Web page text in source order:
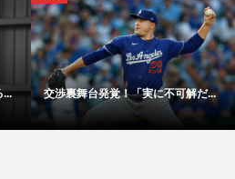
「48時間以内にサイン！」冨安健... 【映